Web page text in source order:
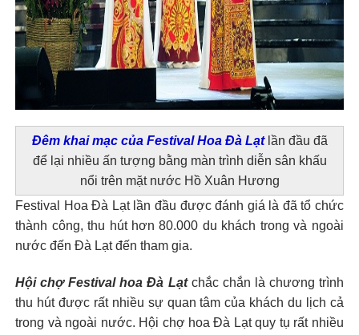
Đêm khai mạc của Festival Hoa Đà Lạtlần đầu đã
để lại nhiều ấn tượng bằng màn trình diễn sân khấu
nổi trên mặt nước Hồ Xuân Hương
Festival Hoa Đà Lạt lần đầu được đánh giá là đã tổ chức
thành công, thu hút hơn 80.000 du khách trong và ngoài
nước đến Đà Lạt đến tham gia.
Hội chợ Festival hoa Đà Lạt chắc chắn là chương trình
thu hút được rất nhiều sự quan tâm của khách du lịch cả
trong và ngoài nước. Hội chợ hoa Đà Lạt quy tụ rất nhiều